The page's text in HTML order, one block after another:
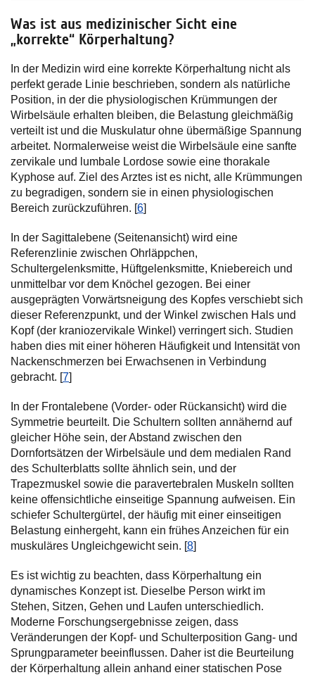
Was ist aus medizinischer Sicht eine
„korrekte“ Körperhaltung?
In der Medizin wird eine korrekte Körperhaltung nicht als
perfekt gerade Linie beschrieben, sondern als natürliche
Position, in der die physiologischen Krümmungen der
Wirbelsäule erhalten bleiben, die Belastung gleichmäßig
verteilt ist und die Muskulatur ohne übermäßige Spannung
arbeitet. Normalerweise weist die Wirbelsäule eine sanfte
zervikale und lumbale Lordose sowie eine thorakale
Kyphose auf. Ziel des Arztes ist es nicht, alle Krümmungen
zu begradigen, sondern sie in einen physiologischen
Bereich zurückzuführen. [6]
In der Sagittalebene (Seitenansicht) wird eine
Referenzlinie zwischen Ohrläppchen,
Schultergelenksmitte, Hüftgelenksmitte, Kniebereich und
unmittelbar vor dem Knöchel gezogen. Bei einer
ausgeprägten Vorwärtsneigung des Kopfes verschiebt sich
dieser Referenzpunkt, und der Winkel zwischen Hals und
Kopf (der kraniozervikale Winkel) verringert sich. Studien
haben dies mit einer höheren Häufigkeit und Intensität von
Nackenschmerzen bei Erwachsenen in Verbindung
gebracht. [7]
In der Frontalebene (Vorder- oder Rückansicht) wird die
Symmetrie beurteilt. Die Schultern sollten annähernd auf
gleicher Höhe sein, der Abstand zwischen den
Dornfortsätzen der Wirbelsäule und dem medialen Rand
des Schulterblatts sollte ähnlich sein, und der
Trapezmuskel sowie die paravertebralen Muskeln sollten
keine offensichtliche einseitige Spannung aufweisen. Ein
schiefer Schultergürtel, der häufig mit einer einseitigen
Belastung einhergeht, kann ein frühes Anzeichen für ein
muskuläres Ungleichgewicht sein. [8]
Es ist wichtig zu beachten, dass Körperhaltung ein
dynamisches Konzept ist. Dieselbe Person wirkt im
Stehen, Sitzen, Gehen und Laufen unterschiedlich.
Moderne Forschungsergebnisse zeigen, dass
Veränderungen der Kopf- und Schulterposition Gang- und
Sprungparameter beeinflussen. Daher ist die Beurteilung
der Körperhaltung allein anhand einer statischen Pose